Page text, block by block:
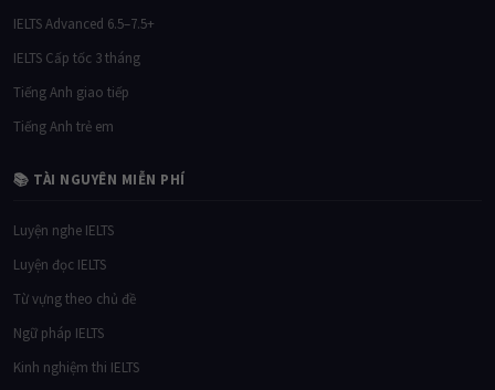
IELTS Advanced 6.5–7.5+
IELTS Cấp tốc 3 tháng
Tiếng Anh giao tiếp
Tiếng Anh trẻ em
📚 TÀI NGUYÊN MIỄN PHÍ
Luyện nghe IELTS
Luyện đọc IELTS
Từ vựng theo chủ đề
Ngữ pháp IELTS
Kinh nghiệm thi IELTS